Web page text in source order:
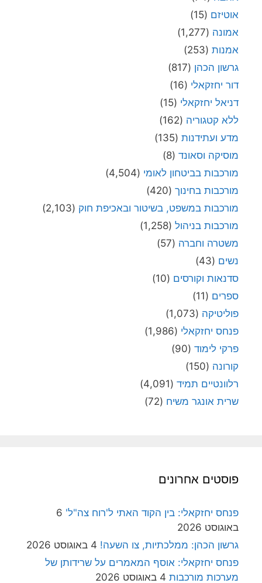
אוטיזם (15)
אמונה (1,277)
אמנות (253)
גרשון הכהן (817)
דור יחזקאלי (16)
דניאל יחזקאלי (15)
ללא קטגוריה (162)
מדע ועתידנות (135)
מוסיקה וסאונד (8)
מורכבות בביטחון לאומי (4,504)
מורכבות בחינוך (420)
מורכבות במשפט, בשיטור ובאכיפת חוק (2,103)
מורכבות בניהול (1,258)
משטרה וחברה (57)
נשים (43)
סדנאות וקורסים (10)
ספרים (11)
פוליטיקה (1,073)
פנחס יחזקאלי (1,986)
פרקי לימוד (90)
קורונה (150)
רלוונטיים תמיד (4,091)
שרית אונגר משיח (72)
פוסטים אחרונים
פנחס יחזקאלי: בין הקוד האתי ל'רוח צה"ל' 6
באוגוסט 2026
גרשון הכהן: ממלכתיות, צו השעה! 4 באוגוסט 2026
פנחס יחזקאלי: אוסף המאמרים על שרידותן של
מערכות מורכבות 4 באוגוסט 2026